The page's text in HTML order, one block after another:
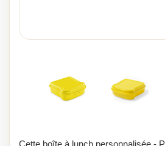
Cette boîte à lunch personnalisée -